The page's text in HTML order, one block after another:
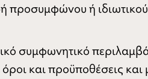
προσυμφώνου ή
συμφωνητικό
όροι και προϋποθέσεις